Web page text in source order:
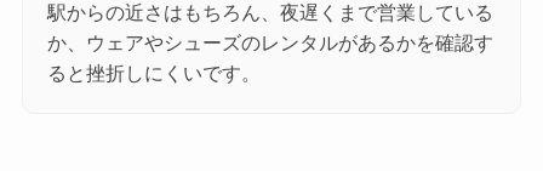
駅からの近さはもちろん、夜遅くまで営業している
か、ウェアやシューズのレンタルがあるかを確認す
ると挫折しにくいです。